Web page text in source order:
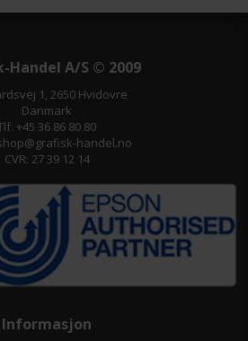
Handel A/S © 2009
1, 2650 Hvidovre
Danmark
+45 36 86 80 80
handel.no
CVR: 27 39 12 14
Informasjon